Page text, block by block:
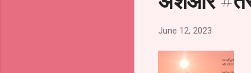
June 12, 2023